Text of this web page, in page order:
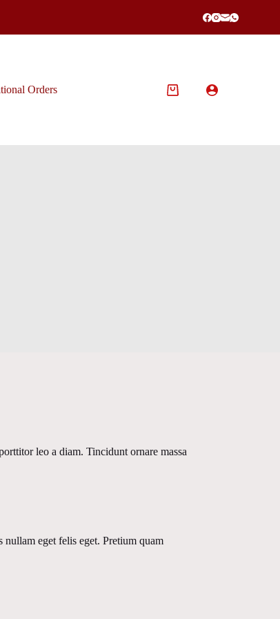
Orders
Shopping
leo a diam. Tincidunt ornare massa
eget felis eget. Pretium quam